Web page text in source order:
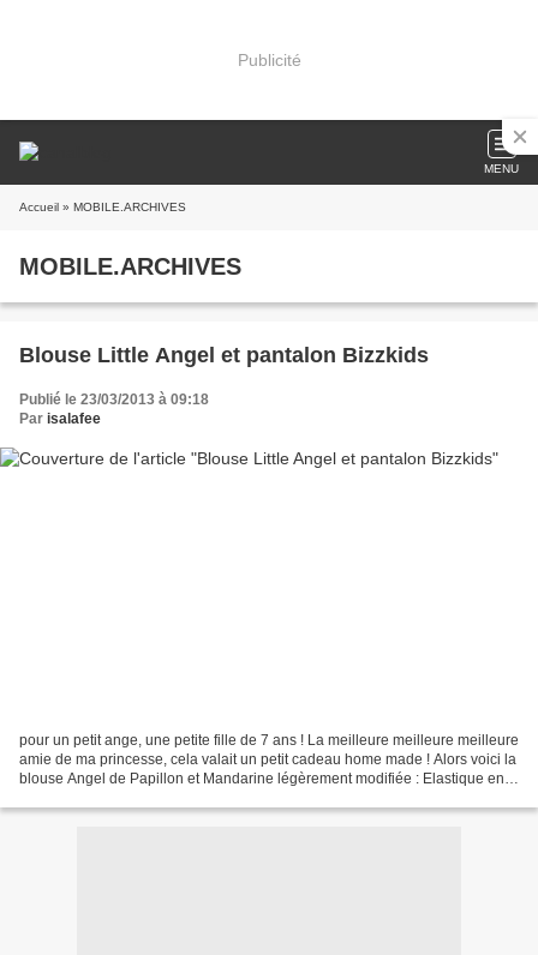
Publicité
MENU
Accueil » MOBILE.ARCHIVES
MOBILE.ARCHIVES
Blouse Little Angel et pantalon Bizzkids
Publié le 23/03/2013 à 09:18
Par isalafee
pour un petit ange, une petite fille de 7 ans ! La meilleure meilleure meilleure
amie de ma princesse, cela valait un petit cadeau home made ! Alors voici la
blouse Angel de Papillon et Mandarine légèrement modifiée : Elastique en